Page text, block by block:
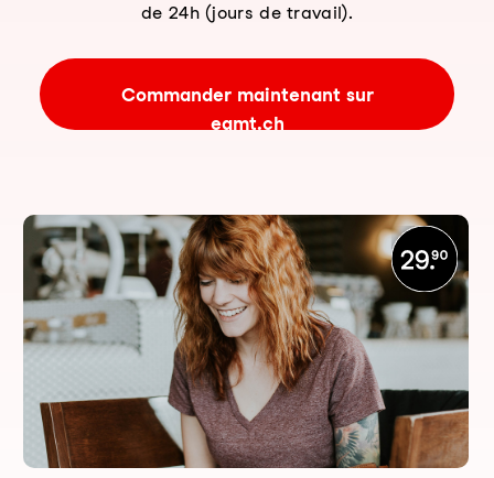
de 24h (jours de travail).
Commander maintenant sur
eamt.ch